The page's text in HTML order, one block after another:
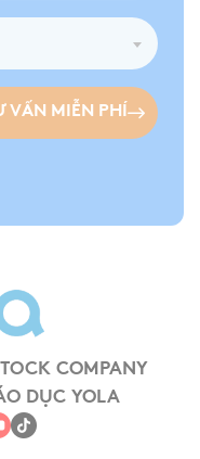
VẤN MIỄN PHÍ
COMPANY
DỤC YOLA